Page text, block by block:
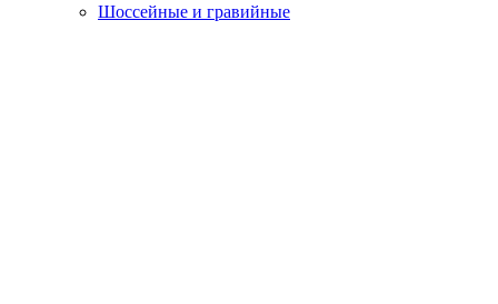
Шоссейные и гравийные